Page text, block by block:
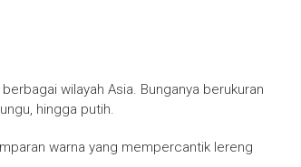
wilayah Asia. Bunganya berukuran
hingga putih.
warna yang mempercantik lereng